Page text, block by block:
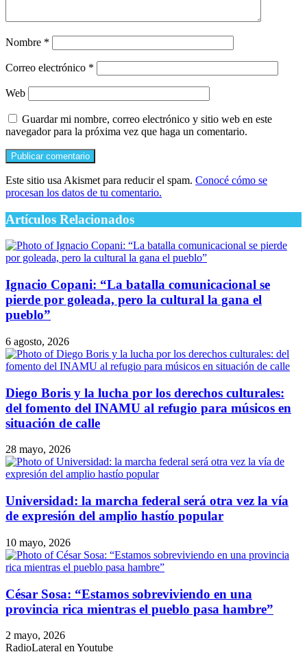
Nombre *
Correo electrónico *
Web
Guardar mi nombre, correo electrónico y sitio web en este
navegador para la próxima vez que haga un comentario.
Este sitio usa Akismet para reducir el spam. Conocé cómo se
procesan los datos de tu comentario.
Artículos Relacionados
Ignacio Copani: “La batalla comunicacional se
pierde por goleada, pero la cultural la gana el
pueblo”
6 agosto, 2026
Diego Boris y la lucha por los derechos culturales:
del fomento del INAMU al refugio para músicos en
situación de calle
28 mayo, 2026
Universidad: la marcha federal será otra vez la vía
de expresión del amplio hastío popular
10 mayo, 2026
César Sosa: “Estamos sobreviviendo en una
provincia rica mientras el pueblo pasa hambre”
2 mayo, 2026
RadioLateral en Youtube